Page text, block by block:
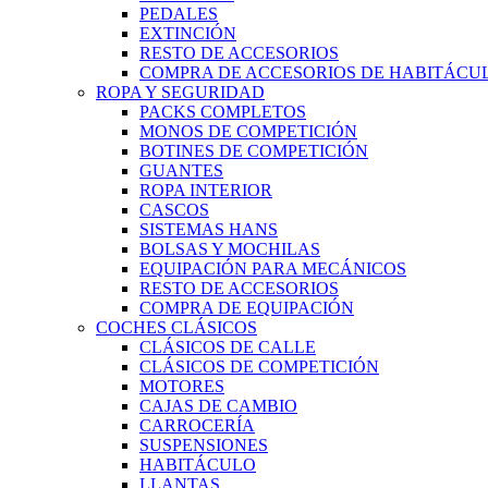
PEDALES
EXTINCIÓN
RESTO DE ACCESORIOS
COMPRA DE ACCESORIOS DE
ROPA Y SEGURIDAD
PACKS COMPLETOS
MONOS DE COMPETICIÓN
BOTINES DE COMPETICIÓN
GUANTES
ROPA INTERIOR
CASCOS
SISTEMAS HANS
BOLSAS Y MOCHILAS
EQUIPACIÓN PARA MECÁNICOS
RESTO DE ACCESORIOS
COMPRA DE EQUIPACIÓN
COCHES CLÁSICOS
CLÁSICOS DE CALLE
CLÁSICOS DE COMPETICIÓN
MOTORES
CAJAS DE CAMBIO
CARROCERÍA
SUSPENSIONES
HABITÁCULO
LLANTAS